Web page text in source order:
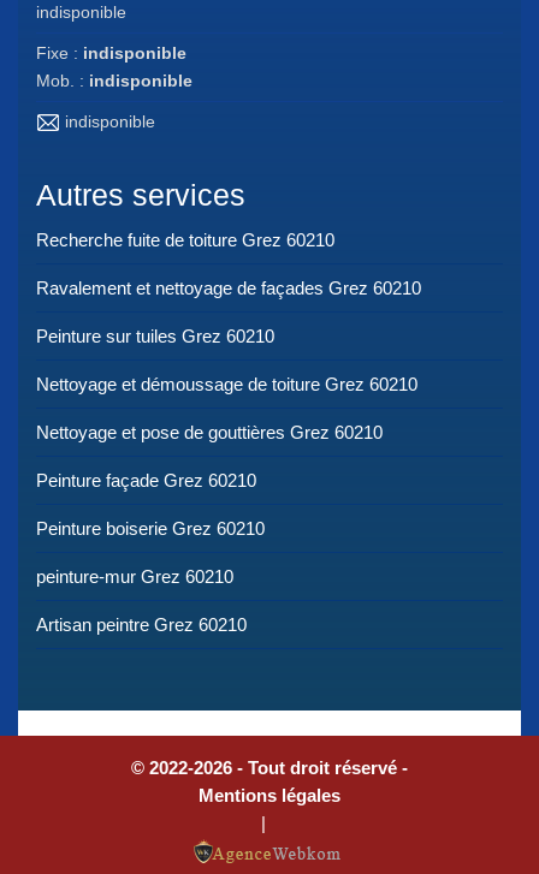
indisponible
Fixe : indisponible
Mob. : indisponible
indisponible
Autres services
Recherche fuite de toiture Grez 60210
Ravalement et nettoyage de façades Grez 60210
Peinture sur tuiles Grez 60210
Nettoyage et démoussage de toiture Grez 60210
Nettoyage et pose de gouttières Grez 60210
Peinture façade Grez 60210
Peinture boiserie Grez 60210
peinture-mur Grez 60210
Artisan peintre Grez 60210
© 2022-2026 - Tout droit réservé -
Mentions légales
|